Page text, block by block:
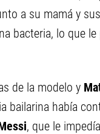
a su mamá y
bacteria, lo que le
de la modelo y
bailarina había
, que le